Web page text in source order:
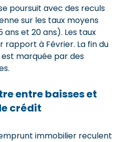
poursuit avec des reculs
sur les taux moyens
et 20 ans). Les taux
à Février. La fin du
marquée par des
entre baisses et
crédit
immobilier reculent